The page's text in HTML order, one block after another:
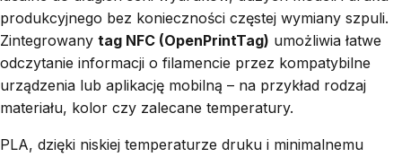
produkcyjnego bez konieczności częstej wymiany szpuli.
Zintegrowany tag NFC (OpenPrintTag) umożliwia łatwe
odczytanie informacji o filamencie przez kompatybilne
urządzenia lub aplikację mobilną – na przykład rodzaj
materiału, kolor czy zalecane temperatury.
PLA, dzięki niskiej temperaturze druku i minimalnemu